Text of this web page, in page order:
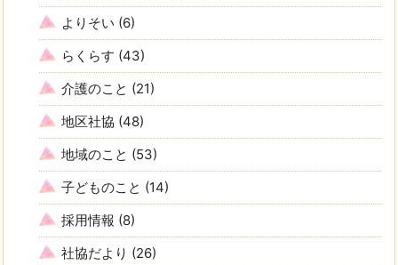
よりそい (6)
らくらす (43)
介護のこと (21)
地区社協 (48)
地域のこと (53)
子どものこと (14)
採用情報 (8)
社協だより (26)